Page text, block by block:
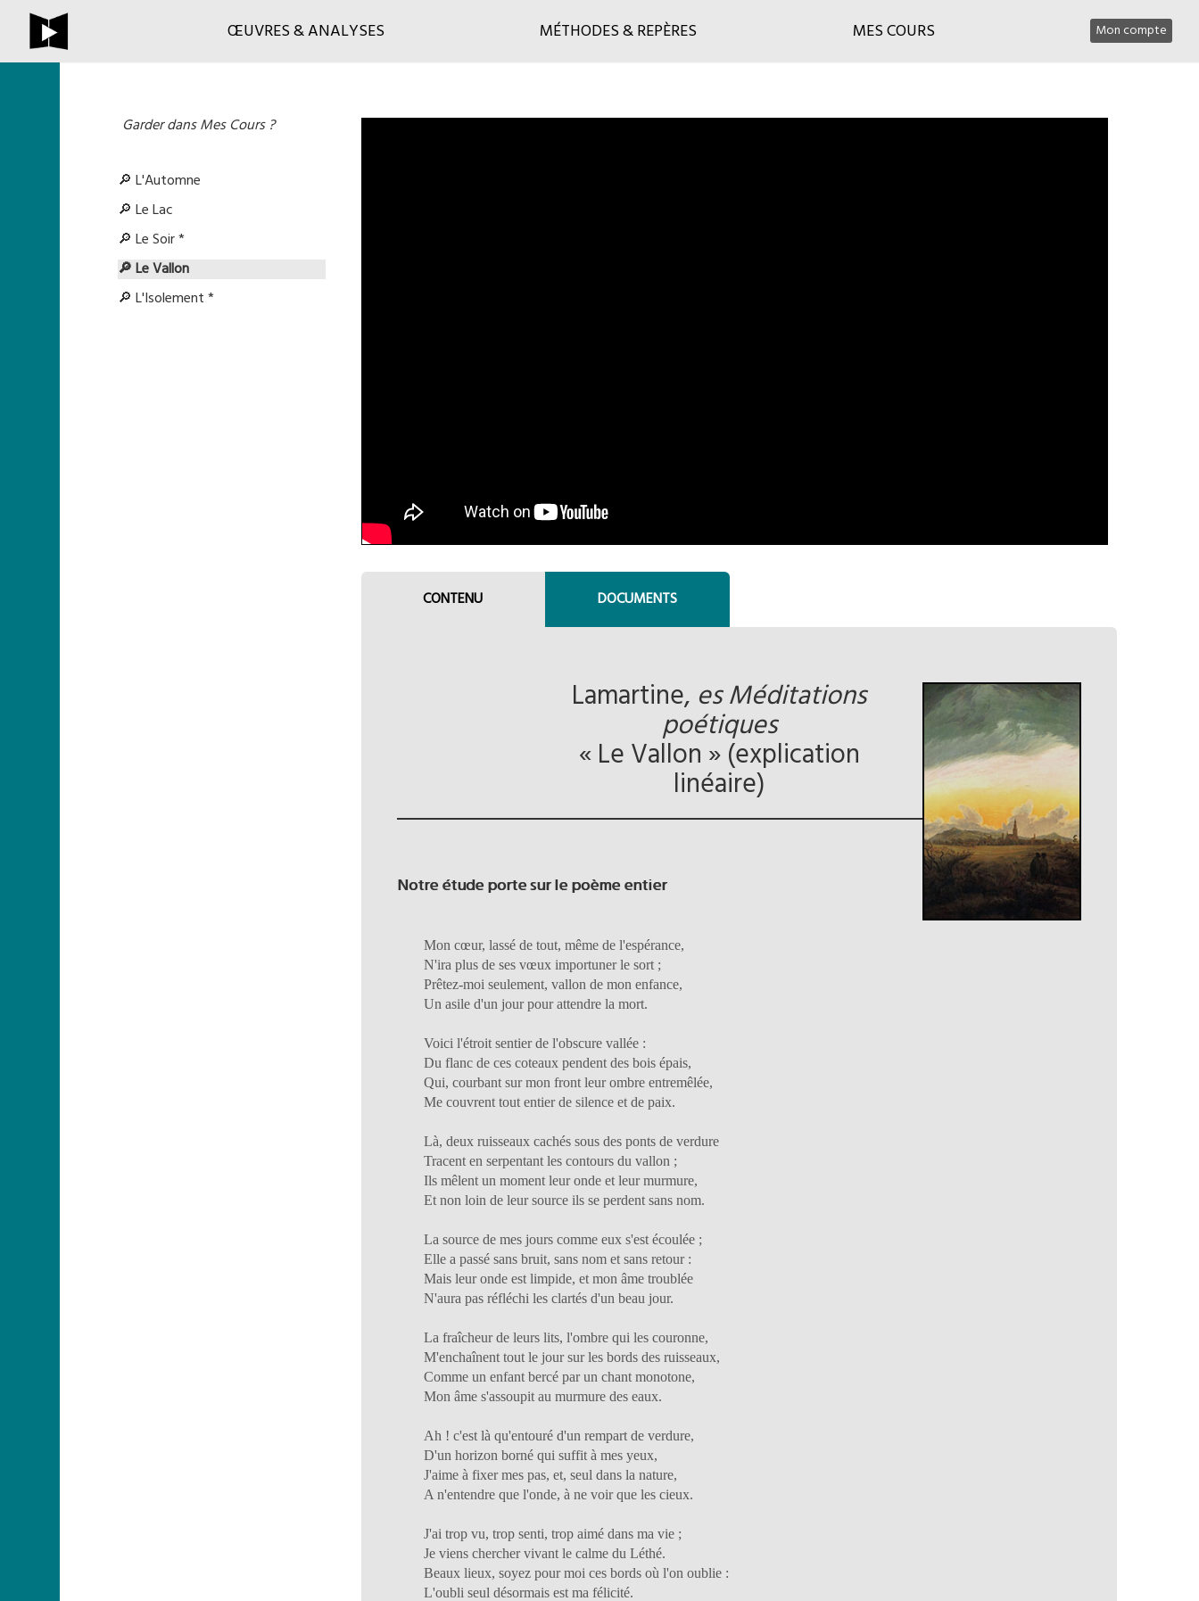
ŒUVRES & ANALYSES MÉTHODES & REPÈRES MES COURS Mon compte
Garder dans Mes Cours ?
🔎 L'Automne
🔎 Le Lac
🔎 Le Soir *
🔎 Le Vallon
🔎 L'Isolement *
CONTENU DOCUMENTS
Lamartine, es Méditations
poétiques
« Le Vallon » (explication
linéaire)
Notre étude porte sur le poème entier
Mon cœur, lassé de tout, même de l'espérance,
N'ira plus de ses vœux importuner le sort ;
Prêtez-moi seulement, vallon de mon enfance,
Un asile d'un jour pour attendre la mort.
Voici l'étroit sentier de l'obscure vallée :
Du flanc de ces coteaux pendent des bois épais,
Qui, courbant sur mon front leur ombre entremêlée,
Me couvrent tout entier de silence et de paix.
Là, deux ruisseaux cachés sous des ponts de verdure
Tracent en serpentant les contours du vallon ;
Ils mêlent un moment leur onde et leur murmure,
Et non loin de leur source ils se perdent sans nom.
La source de mes jours comme eux s'est écoulée ;
Elle a passé sans bruit, sans nom et sans retour :
Mais leur onde est limpide, et mon âme troublée
N'aura pas réfléchi les clartés d'un beau jour.
La fraîcheur de leurs lits, l'ombre qui les couronne,
M'enchaînent tout le jour sur les bords des ruisseaux,
Comme un enfant bercé par un chant monotone,
Mon âme s'assoupit au murmure des eaux.
Ah ! c'est là qu'entouré d'un rempart de verdure,
D'un horizon borné qui suffit à mes yeux,
J'aime à fixer mes pas, et, seul dans la nature,
A n'entendre que l'onde, à ne voir que les cieux.
J'ai trop vu, trop senti, trop aimé dans ma vie ;
Je viens chercher vivant le calme du Léthé.
Beaux lieux, soyez pour moi ces bords où l'on oublie :
L'oubli seul désormais est ma félicité.